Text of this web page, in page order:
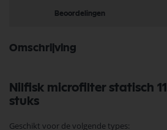
Beoordelingen
Omschrijving
Nilfisk microfilter statisch
stuks
Geschikt voor de volgende types: